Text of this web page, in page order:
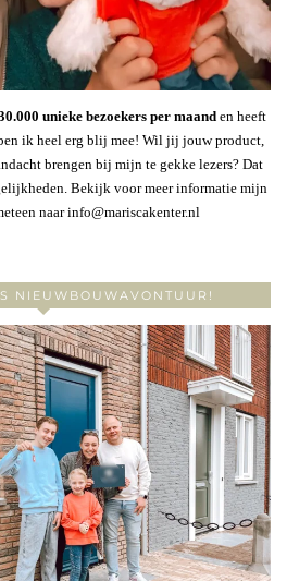
.000 unieke bezoekers per maanden heeft
ben ik heel erg blij mee! Wil jij jouw product,
brengen bij mijn te gekke lezers? Dat
Bekijk voor meer informatie mijn
naar info@mariscakenter.nl
NIEUWBOUWAVONTUUR!